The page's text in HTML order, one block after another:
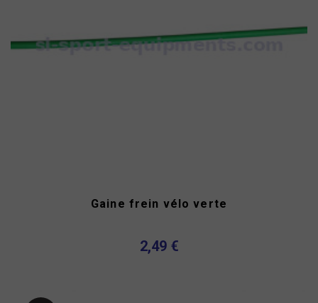
Gaine frein vélo verte
2,49 €